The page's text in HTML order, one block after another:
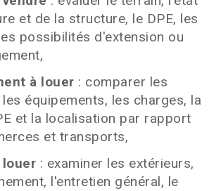
et de la structure, le DPE, les
possibilités d'extension ou
à louer : comparer les
équipements, les charges, la
et la localisation par rapport
et transports,
louer : examiner les extérieurs,
l'entretien général, le